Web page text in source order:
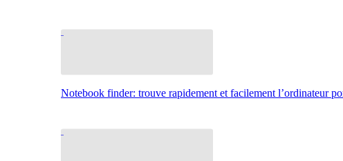
Notebook finder: trouve rapidement et facilement l’ordinateur